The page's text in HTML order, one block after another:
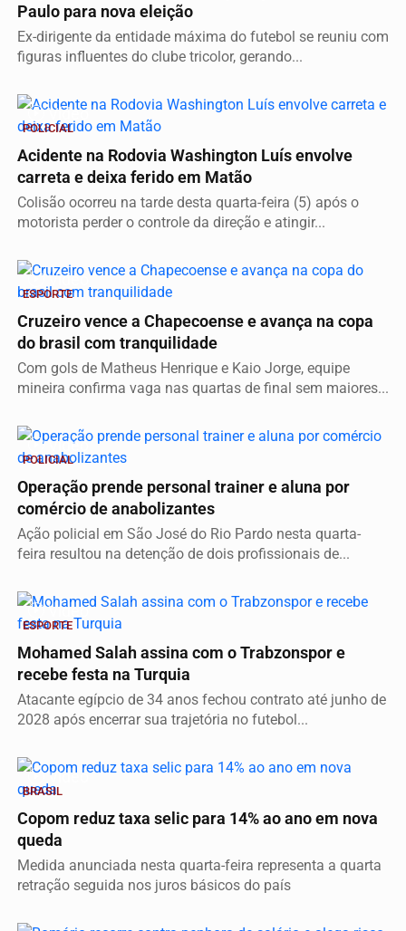
Paulo para nova eleição
Ex-dirigente da entidade máxima do futebol se reuniu com
figuras influentes do clube tricolor, gerando...
Vídeo
POLICIAL
Acidente na Rodovia Washington Luís envolve
carreta e deixa ferido em Matão
Colisão ocorreu na tarde desta quarta-feira (5) após o
motorista perder o controle da direção e atingir...
Vídeo
ESPORTE
Cruzeiro vence a Chapecoense e avança na copa
do brasil com tranquilidade
Com gols de Matheus Henrique e Kaio Jorge, equipe
mineira confirma vaga nas quartas de final sem maiores...
Vídeo
POLICIAL
Operação prende personal trainer e aluna por
comércio de anabolizantes
Ação policial em São José do Rio Pardo nesta quarta-
feira resultou na detenção de dois profissionais de...
Vídeo
ESPORTE
Mohamed Salah assina com o Trabzonspor e
recebe festa na Turquia
Atacante egípcio de 34 anos fechou contrato até junho de
2028 após encerrar sua trajetória no futebol...
Vídeo
BRASIL
Copom reduz taxa selic para 14% ao ano em nova
queda
Medida anunciada nesta quarta-feira representa a quarta
retração seguida nos juros básicos do país